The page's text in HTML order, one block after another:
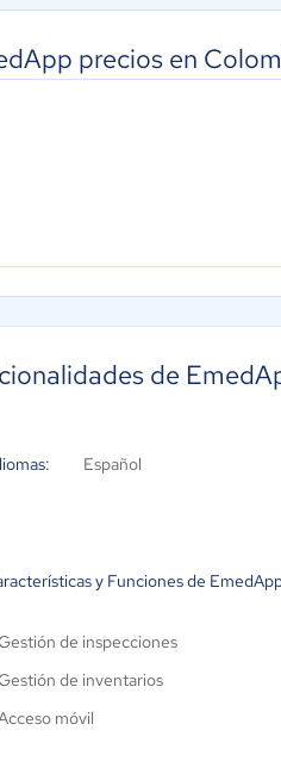
precios en
de
Español
y Funciones de
de inspecciones
de inventarios
móvil